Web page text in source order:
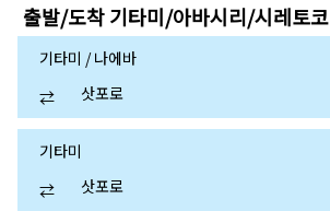
출발/도착기타미/아바시리/시레토코
기타미 / 나에바
⇄
삿포로
기타미
⇄
삿포로